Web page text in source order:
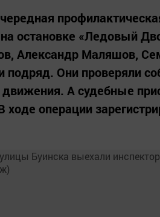
остановке «Ледовый
Александр Маляшов,
подряд. Они проверяли
А судебные
операции